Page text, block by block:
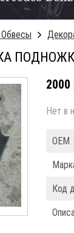
Обвесы
2000
Нет в
ОЕМ
Код